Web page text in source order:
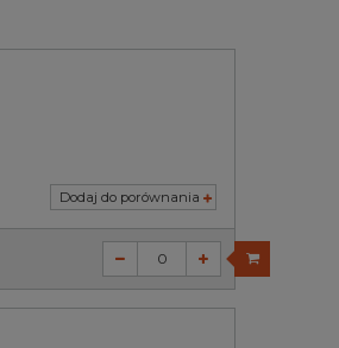
Dodaj do porównania